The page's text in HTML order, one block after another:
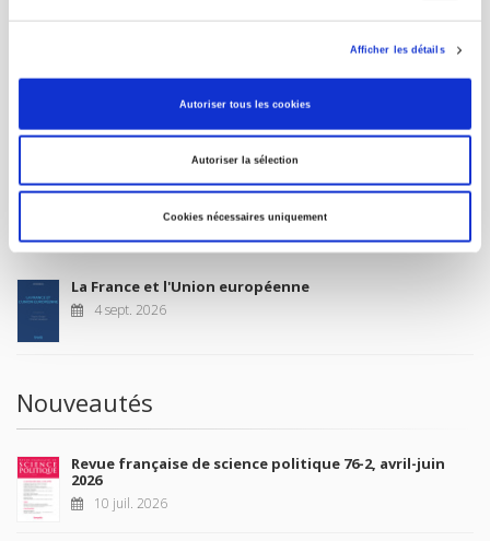
Afficher les détails
Autoriser tous les cookies
Autoriser la sélection
Cookies nécessaires uniquement
POUR LES LIBRAIRES
La France et l'Union européenne
4 sept. 2026
Nouveautés
Revue française de science politique 76-2, avril-juin
2026
10 juil. 2026